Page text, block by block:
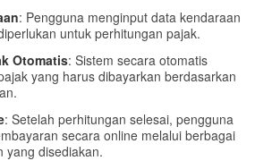
: Pengguna menginput data kendaraan
untuk perhitungan pajak.
Otomatis: Sistem secara otomatis
yang harus dibayarkan berdasarkan
: Setelah perhitungan selesai, pengguna
secara online melalui berbagai
yang disediakan.